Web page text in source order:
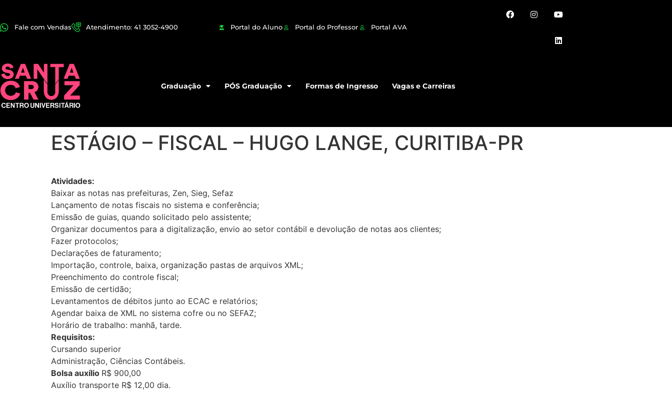
Fale com Vendas Atendimento: 41 3052-4900 Portal do Aluno Portal do Professor Portal AVA
Graduação PÓS Graduação Formas de Ingresso Vagas e Carreiras
ESTÁGIO – FISCAL – HUGO LANGE, CURITIBA-PR
Atividades:
Baixar as notas nas prefeituras, Zen, Sieg, Sefaz
Lançamento de notas fiscais no sistema e conferência;
Emissão de guias, quando solicitado pelo assistente;
Organizar documentos para a digitalização, envio ao setor contábil e devolução de notas aos clientes;
Fazer protocolos;
Declarações de faturamento;
Importação, controle, baixa, organização pastas de arquivos XML;
Preenchimento do controle fiscal;
Emissão de certidão;
Levantamentos de débitos junto ao ECAC e relatórios;
Agendar baixa de XML no sistema cofre ou no SEFAZ;
Horário de trabalho: manhã, tarde.
Requisitos:
Cursando superior
Administração, Ciências Contábeis.
Bolsa auxílio R$ 900,00
Auxílio transporte R$ 12,00 dia.